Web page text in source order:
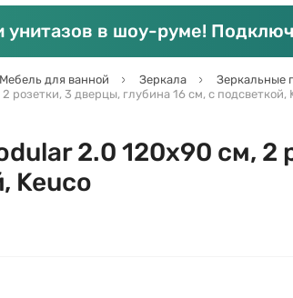
унитазов в шоу-руме!
Мебель для ванной Зеркала
Зеркальные
розетки, 3 дверцы, глубина 16 см, с подсветкой,
2.0 120х90 см, 2
Keuco